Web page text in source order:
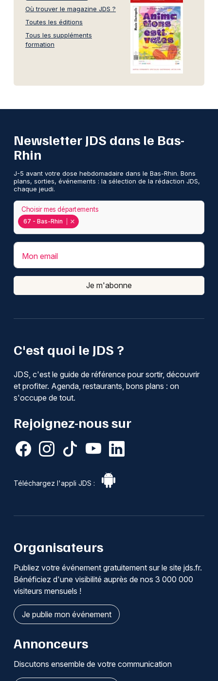
Où trouver le magazine JDS ?
Toutes les éditions
Tous les suppléments
formation
C'est quoi le JDS ?
JDS, c'est le guide de référence pour sortir, découvrir
et profiter. Agenda, restaurants, bons plans : on
s'occupe de tout.
Rejoignez-nous sur
Téléchargez l'appli JDS :
Newsletter JDS dans le Bas-
Rhin
J-5 avant votre dose hebdomadaire dans le Bas-Rhin. Bons
plans, sorties, événements : la sélection de la rédaction JDS,
chaque jeudi.
67 - Bas-Rhin
Choisir mes départements
Mon email
Je m'abonne
Organisateurs
Publiez votre événement gratuitement sur le site jds.fr.
Bénéficiez d'une visibilité auprès de nos 3 000 000
visiteurs mensuels !
Je publie mon événement
Annonceurs
Discutons ensemble de votre communication